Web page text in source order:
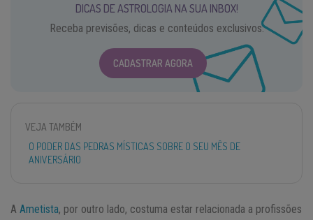
DICAS DE ASTROLOGIA NA SUA INBOX!
Receba previsões, dicas e conteúdos exclusivos.
CADASTRAR AGORA
VEJA TAMBÉM
O PODER DAS PEDRAS MÍSTICAS SOBRE O SEU MÊS DE
ANIVERSÁRIO
A Ametista, por outro lado, costuma estar relacionada a profissões